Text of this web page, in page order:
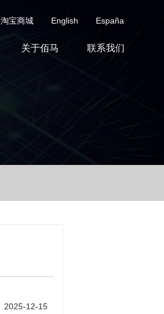
淘宝商城 English España
关于佰马 联系我们
2025-12-15